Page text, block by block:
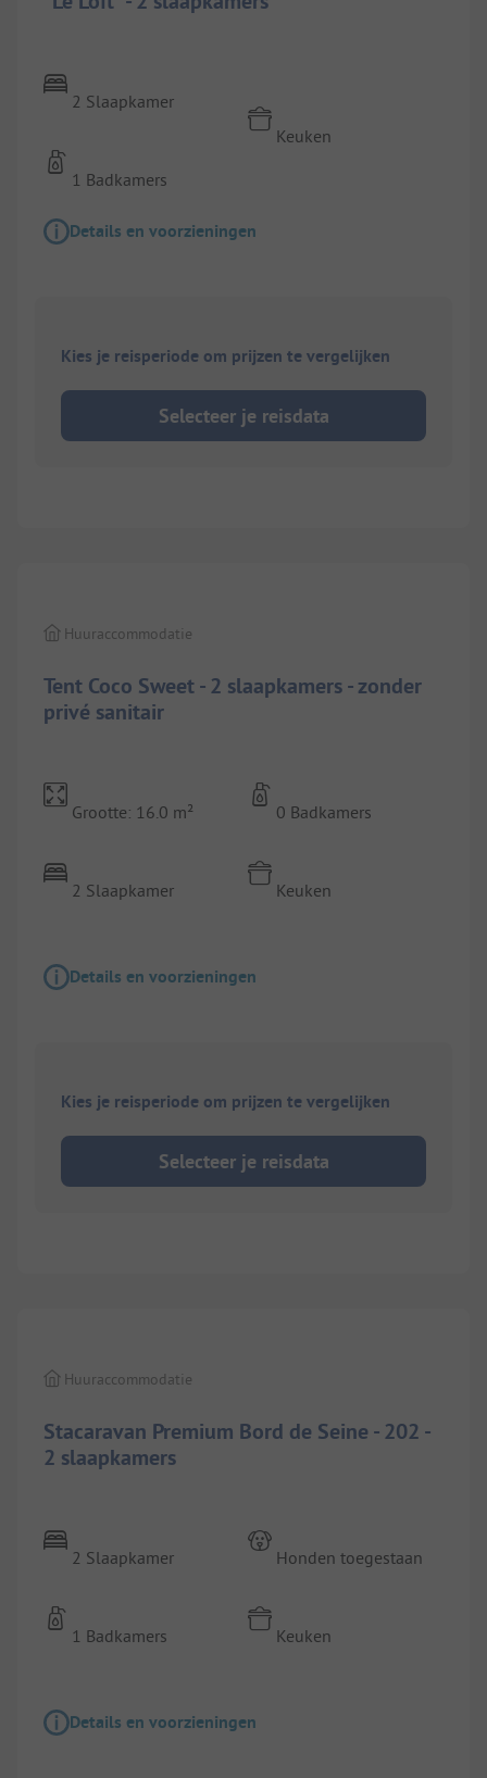
2 Slaapkamer
1 Badkamers
Keuken
Details en voorzieningen
Kies je reisperiode om prijzen te vergelijken
Selecteer je reisdata
Tent Coco Sweet - 2 slaapkamers - zonder
privé sanitair
Huuraccommodatie
Grootte: 16.0 m²
2 Slaapkamer
0 Badkamers
Keuken
Details en voorzieningen
Kies je reisperiode om prijzen te vergelijken
Selecteer je reisdata
Stacaravan Premium Bord de Seine - 202 -
2 slaapkamers
Huuraccommodatie
2 Slaapkamer
1 Badkamers
Honden toegestaan
Keuken
Details en voorzieningen